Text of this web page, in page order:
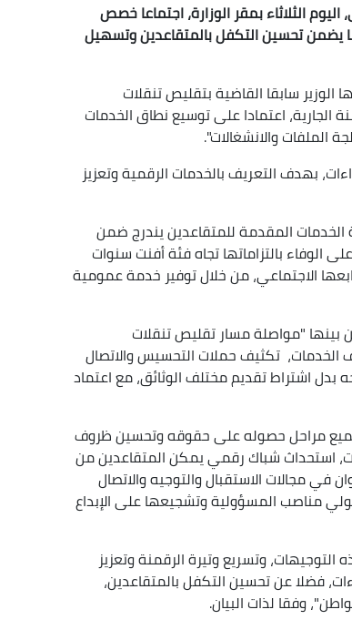
الثلاثاء بمقر الوزارة، اجتماعا خصص
يضمن تحسين التكفل بالمتقاعدين وتسهيل
الوزير سابقا القاضية بتقليص تنقلات
بنسبة لا تقل عن 50 % نهاية السنة الجارية، اعتمادا على توسيع نطاق الخدمات
الملفات والانشغالات".
بهدف التعريف بالخدمات الرقمية وتعزيز
المقدمة للمتقاعدين يندرج ضمن
الوفاء بالتزاماتها تجاه فئة أفنت سنوات
الاجتماعي، من خلال توفير خدمة عمومية
بينها "مواصلة مسار تقليص تنقلات
تكثيف حملات التحسيس والاتصال
بدل اشتراط تقديم مختلف الوثائق، مع اعتماد
مراحل حصوله على حقوقه وتحسين ظروف
استحداث شباك رقمي يمكن المتقاعدين من
في مجالات الاستقبال والتوجيه والاتصال
مناصب المسؤولية وتشجيعها على الإبداع
وتسريع وتيرة الرقمنة وتعزيز
فضلا عن تحسين التكفل بالمتقاعدين،
وفقا لذات البيان.